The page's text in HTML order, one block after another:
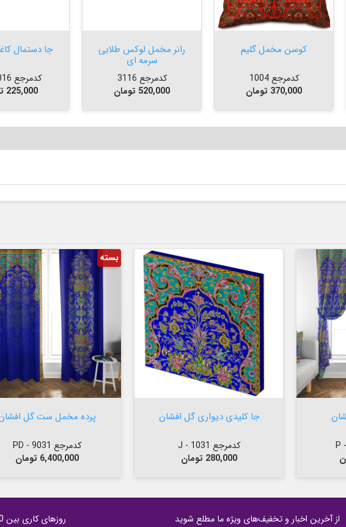
کوسن مخمل گلیم
کدمرجع 1004
قیمت
370,000 تومان
رانر مخمل لوکس طلایی
سرمه ای
کدمرجع 3116
قیمت
520,000 تومان
جا دستمال
کدمرجع 1016 - X
قیمت
225,000 تومان
جا کلیدی دیواری گل افشان
کدمرجع 1031 - J
قیمت
280,000 تومان
پرده مخمل ست گل
کدمرجع 9031 - PD
قیمت
6,400,000 تومان
بسته
از آخرین اخبار و تخفیف‌های ویژه ما مطلع شوید روزهای کاری بین 10 تا 5 عصر در دسترس هستیم.